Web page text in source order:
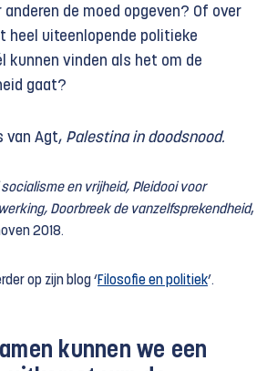
de moed opgeven? Of over
uiteenlopende politieke
kunnen vinden als het om de
gaat?
van Agt, Palestina in doodsnood.
en vrijheid, Pleidooi voor
Doorbreek de vanzelfsprekendheid,
2018.
op zijn blog ‘Filosofie en politiek’.
kunnen we een